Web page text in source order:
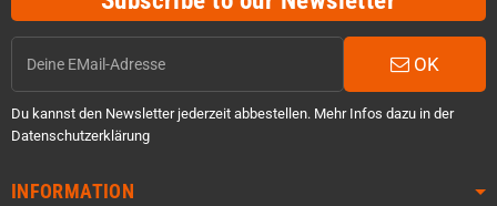
OK
Du kannst den Newsletter jederzeit abbestellen. Mehr Infos dazu in der
Datenschutzerklärung
INFORMATION